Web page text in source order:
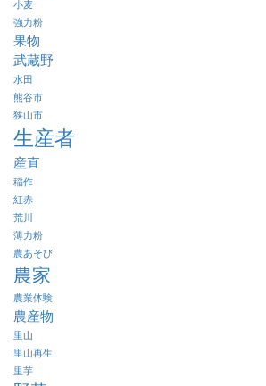
小麦
強力粉
果物
武蔵野
水田
熊谷市
狭山市
生産者
産直
稲作
紅赤
荒川
薄力粉
農あそび
農家
農業体験
農産物
里山
里山再生
里芋